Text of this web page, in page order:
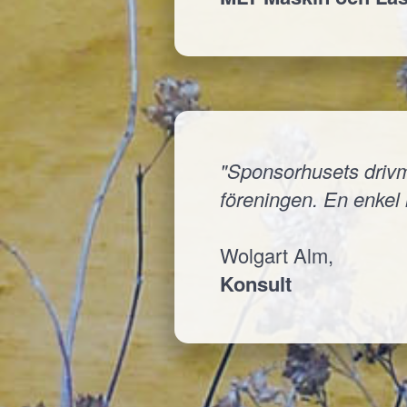
"Sponsorhusets
föreningen. En
Wolgart Alm,
Konsult